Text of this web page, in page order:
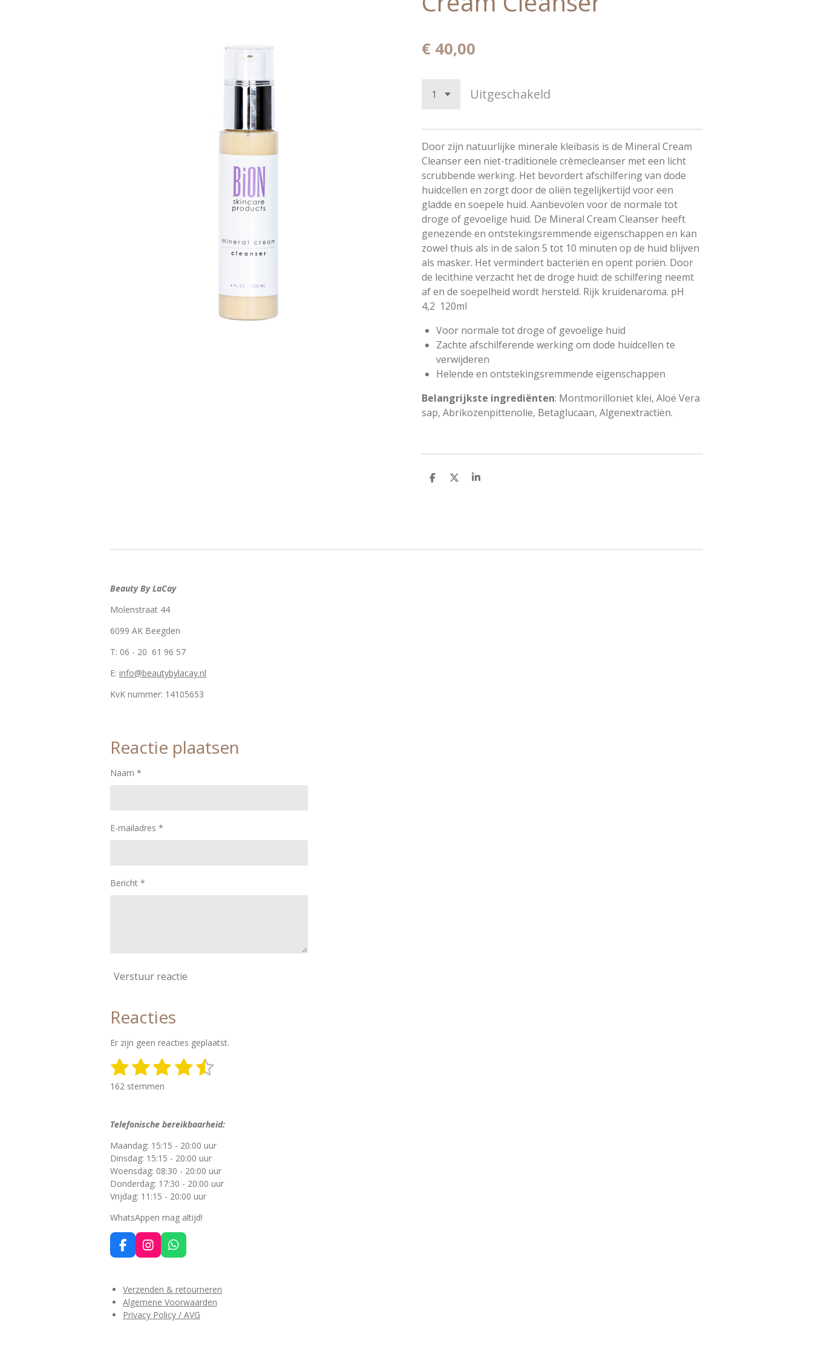
€ 40,00
Uitgeschakeld
Door zijn natuurlijke minerale kleibasis is de Mineral Cream
Cleanser een ​​niet-traditionele crèmecleanser met een licht
scrubbende werking. Het bevordert afschilfering van dode
huidcellen en zorgt door de oliën tegelijkertijd voor een
gladde en soepele huid. Aanbevolen voor de normale tot
droge of gevoelige huid. De Mineral Cream Cleanser heeft
genezende en ontstekingsremmende eigenschappen en kan
zowel thuis als in de salon 5 tot 10 minuten op de huid blijven
als masker. Het vermindert bacteriën en opent poriën. Door
de lecithine verzacht het de droge huid: de schilfering neemt
af en de soepelheid wordt hersteld. Rijk kruidenaroma. pH
4,2 120ml
Voor normale tot droge of gevoelige huid
Zachte afschilferende werking om dode huidcellen te
verwijderen
Helende en ontstekingsremmende eigenschappen
Belangrijkste ingrediënten: Montmorilloniet klei, Aloë Vera
sap, Abrikozenpittenolie, Betaglucaan, Algenextractiën.
D
D
S
Beauty By LaCay
Molenstraat 44
6099 AK Beegden
T: 06 - 20 61 96 57
E: info@beautybylacay.nl
KvK nummer: 14105653
Reactie plaatsen
Naam *
E-mailadres *
Bericht *
Verstuur reactie
Reacties
Er zijn geen reacties geplaatst.
R
a
t
g
4
.
4
2
5
9
9
9
2
5
1
s
e
r
2
s
e
r
r
e
n
3
s
e
r
r
e
n
4
e
r
r
e
n
5
e
r
r
e
n
S
e
n
162 stemmen
Telefonische bereikbaarheid:
Maandag: 15:15 - 20:00 uur
Dinsdag: 15:15 - 20:00 uur
Woensdag: 08:30 - 20:00 uur
Donderdag: 17:30 - 20:00 uur
Vrijdag: 11:15 - 20:00 uur
WhatsAppen mag altijd!
F
a
e
b
o
o
I
n
a
g
r
W
h
s
A
p
Verzenden & retourneren
Algemene Voorwaarden
Privacy Policy / AVG